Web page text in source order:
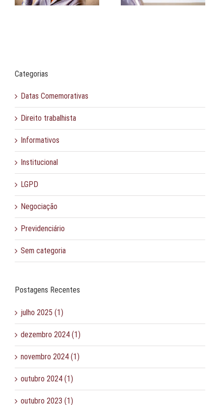
Categorias
Datas Comemorativas
Direito trabalhista
Informativos
Institucional
LGPD
Negociação
Previdenciário
Sem categoria
Postagens Recentes
julho 2025 (1)
dezembro 2024 (1)
novembro 2024 (1)
outubro 2024 (1)
outubro 2023 (1)